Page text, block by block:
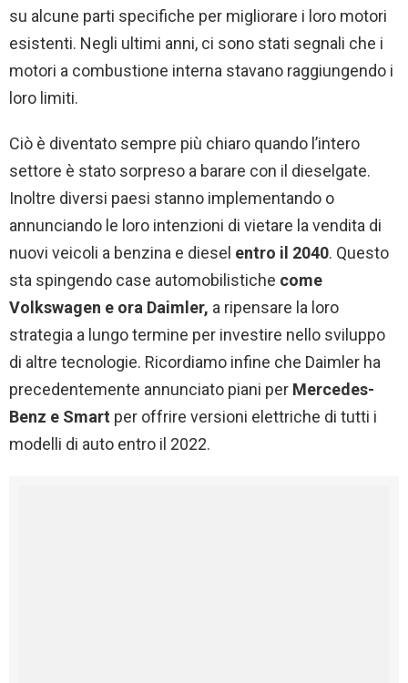
su alcune parti specifiche per migliorare i loro motori
esistenti. Negli ultimi anni, ci sono stati segnali che i
motori a combustione interna stavano raggiungendo i
loro limiti.
Ciò è diventato sempre più chiaro quando l’intero
settore è stato sorpreso a barare con il dieselgate.
Inoltre diversi paesi stanno implementando o
annunciando le loro intenzioni di vietare la vendita di
nuovi veicoli a benzina e diesel entro il 2040. Questo
sta spingendo case automobilistiche come
Volkswagen e ora Daimler, a ripensare la loro
strategia a lungo termine per investire nello sviluppo
di altre tecnologie. Ricordiamo infine che Daimler ha
precedentemente annunciato piani per Mercedes-
Benz e Smart per offrire versioni elettriche di tutti i
modelli di auto entro il 2022.